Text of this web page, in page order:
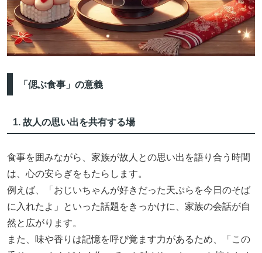
「偲ぶ食事」の意義
1. 故人の思い出を共有する場
食事を囲みながら、家族が故人との思い出を語り合う時間
は、心の安らぎをもたらします。
例えば、「おじいちゃんが好きだった天ぷらを今日のそば
に入れたよ」といった話題をきっかけに、家族の会話が自
然と広がります。
また、味や香りは記憶を呼び覚ます力があるため、「この